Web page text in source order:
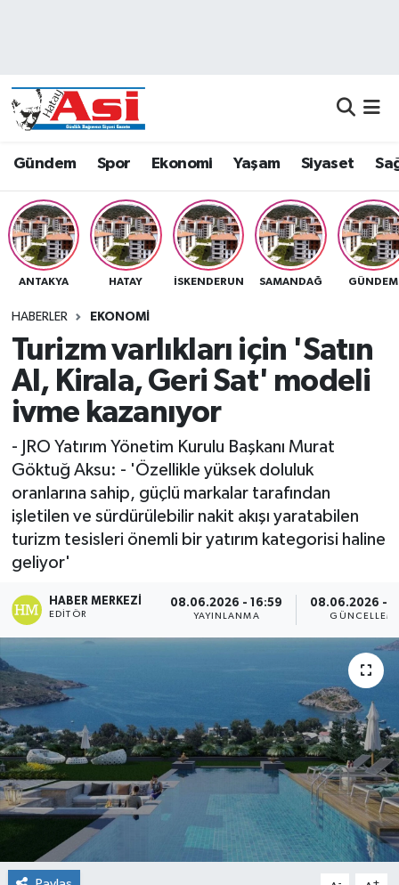
Gündem Spor Ekonomi Yaşam Siyaset
ANTAKYA HATAY İSKENDERUN SAMANDAĞ GÜNDEM
HABERLER EKONOMI
Turizm varlıkları için 'Satın
Al, Kirala, Geri Sat' modeli
ivme kazanıyor
- JRO Yatırım Yönetim Kurulu Başkanı Murat
Göktuğ Aksu: - 'Özellikle yüksek doluluk
oranlarına sahip, güçlü markalar tarafından
işletilen ve sürdürülebilir nakit akışı yaratabilen
turizm tesisleri önemli bir yatırım kategorisi haline
geliyor'
HABER MERKEZI
EDITÖR
08.06.2026 - 16:59
YAYINLANMA
08.06.2026 -
Dünya
Eğitim
Ekonomi
Gündem
Sağlık
Siyaset
Teknoloji
Yaşam
Hava Durumu
Namaz Vakitleri
Trafik Durumu
Süper Lig Puan Durumu ve Fikstür
Son Dakika Haberleri
Haber Arşivi